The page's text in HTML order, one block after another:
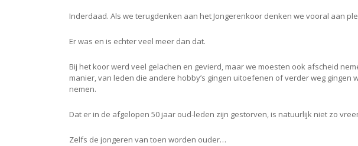
Inderdaad. Als we terugdenken aan het Jongerenkoor denken we vooral aan
Er was en is echter veel meer dan dat.
Bij het koor werd veel gelachen en gevierd, maar we moesten ook afscheid
manier, van leden die andere hobby’s gingen uitoefenen of verder weg
nemen.
Dat er in de afgelopen 50 jaar oud-leden zijn gestorven, is natuurlijk niet zo
Zelfs de jongeren van toen worden ouder…